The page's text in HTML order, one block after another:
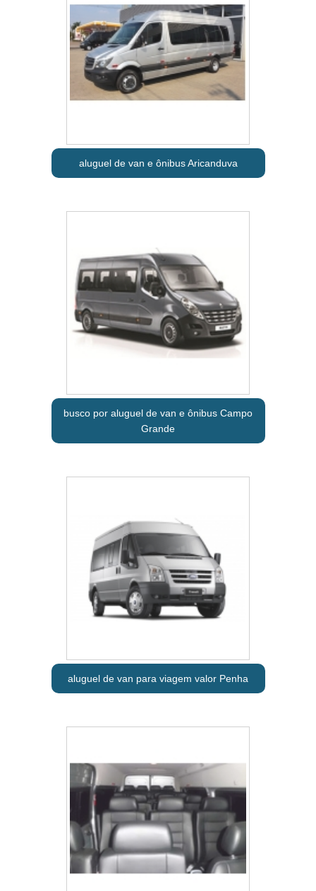
aluguel de van e ônibus Aricanduva
busco por aluguel de van e ônibus Campo
Grande
aluguel de van para viagem valor Penha